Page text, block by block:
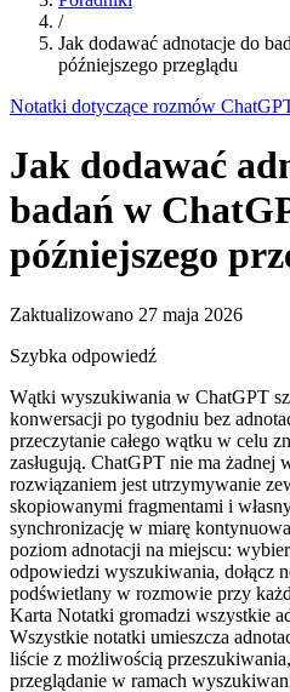
/
Jak dodawać adnotacje do
późniejszego przeglądu
Notatki dotyczące rozmów
Jak dodawać
badań w
późniejszego
Zaktualizowano 27 maja 2026
Szybka odpowiedź
Wątki wyszukiwania w ChatGPT
konwersacji po tygodniu bez
przeczytanie całego wątku w celu
zasługują. ChatGPT nie ma
rozwiązaniem jest utrzymywanie
skopiowanymi fragmentami i
synchronizację w miarę
poziom adnotacji na miejscu:
odpowiedzi wyszukiwania, dołącz
podświetlany w rozmowie przy
Karta Notatki gromadzi wszystkie
Wszystkie notatki umieszcza
liście z możliwością
przeglądanie w ramach